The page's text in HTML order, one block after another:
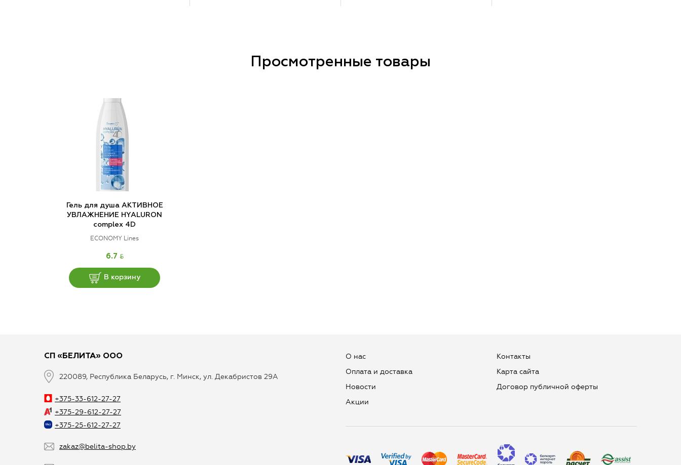
Просмотренные товары
Гель для душа АКТИВНОЕ
УВЛАЖНЕНИЕ HYALURON
complex 4D
ECONOMY Lines
6.7 BYN
В корзину
СП «БЕЛИТА» ООО
220089, Республика Беларусь, г. Минск, ул. Декабристов 29А
+375-33-612-27-27
+375-29-612-27-27
+375-25-612-27-27
zakaz@belita-shop.by
О нас
Оплата и доставка
Новости
Aкции
Контакты
Карта сайта
Договор публичной оферты